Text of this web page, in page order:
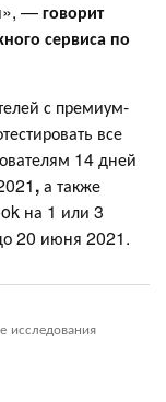
—говорит
сервиса по
с премиум-
все
14 дней
,а также
на 1 или 3
20 июня 2021.
исследования